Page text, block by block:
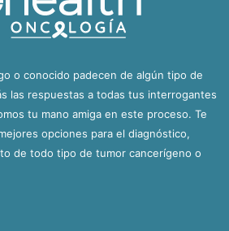
o conocido padecen de algún tipo de
las respuestas a todas tus interrogantes
tu mano amiga en este proceso. Te
opciones para el diagnóstico,
de todo tipo de tumor cancerígeno o